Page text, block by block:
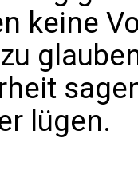
keine
lügen.